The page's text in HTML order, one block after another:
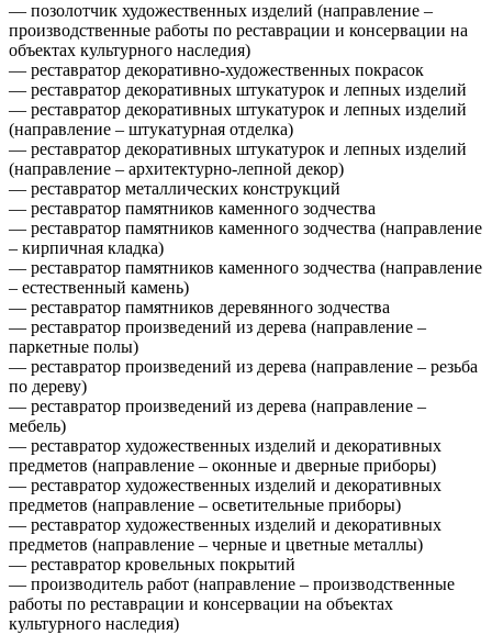
— позолотчик художественных изделий (направление –
производственные работы по реставрации и консервации на
объектах культурного наследия)
— реставратор декоративно-художественных покрасок
— реставратор декоративных штукатурок и лепных изделий
— реставратор декоративных штукатурок и лепных изделий
(направление – штукатурная отделка)
— реставратор декоративных штукатурок и лепных изделий
(направление – архитектурно-лепной декор)
— реставратор металлических конструкций
— реставратор памятников каменного зодчества
— реставратор памятников каменного зодчества (направление
– кирпичная кладка)
— реставратор памятников каменного зодчества (направление
– естественный камень)
— реставратор памятников деревянного зодчества
— реставратор произведений из дерева (направление –
паркетные полы)
— реставратор произведений из дерева (направление – резьба
по дереву)
— реставратор произведений из дерева (направление –
мебель)
— реставратор художественных изделий и декоративных
предметов (направление – оконные и дверные приборы)
— реставратор художественных изделий и декоративных
предметов (направление – осветительные приборы)
— реставратор художественных изделий и декоративных
предметов (направление – черные и цветные металлы)
— реставратор кровельных покрытий
— производитель работ (направление – производственные
работы по реставрации и консервации на объектах
культурного наследия)